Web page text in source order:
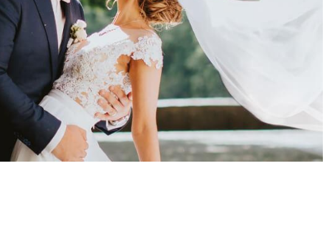
kolekci snubních prstenů a objevte ty pravé, které vás budou provázet po
zásnubní prsten, nebo jej od nás již máte, přirozeně na něj navazuje
při výběru snubních prstenů.